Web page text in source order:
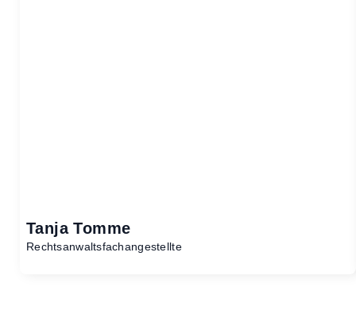
Tanja Tomme
Rechtsanwaltsfachangestellte